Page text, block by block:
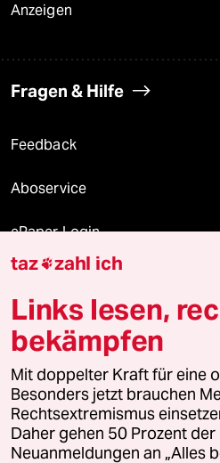
Anzeigen
Fragen & Hilfe
Feedback
Aboservice
ePaper Login
Downloads für Abonnierende
© 2026 taz Verlags und
Alle Rechte vorbehalten. Bei rechtlichen
wenden Sie sich bitte an
lizenzen@taz.de
Feedback Redaktionsstatut
taz zahl ich
Links lesen,
bekämpfen
Mit doppelter Kraft für eine
Besonders jetzt brauchen
Rechtsextremismus
Daher gehen 50 Prozent der
Neuanmeldungen an „Alles